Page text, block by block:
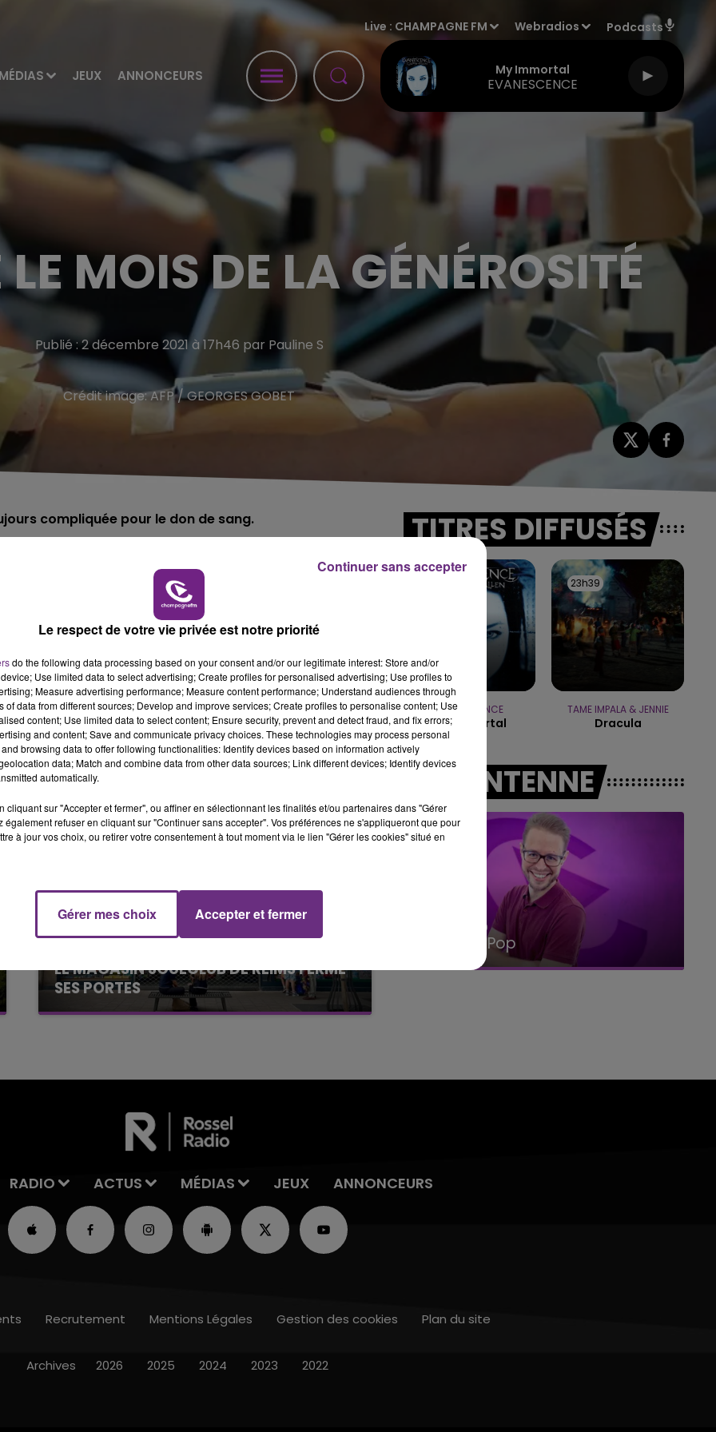
MÉDIAS JEUX ANNONCEURS
Live : CHAMPAGNE FM Webradios Podcasts
My Immortal
EVANESCENCE
6h00 - 10h00
LA FAMILLE
10h00 - 14h00
LE TICKET DE CAISSE
LE MOIS DE LA GÉNÉROSITÉ
Publié : 2 décembre 2021 à 17h46 par Pauline S
Crédit image:AFP / GEORGES GOBET
compliquée pour le don de sang.
du Sang.
fragiles et les besoins sont très importants. L’EFS subit
fortement les collectes.
ce mois de décembre dans les Maisons du don qui sont
LE MAGASIN JOUÉCLUB DE REIMS FERME
SES PORTES
C'était l'une des institutions du centre-ville
TITRES DIFFUSÉS
EVANESCENCE
My Immortal
23h39
23h39
TAME IMPALA & JENNIE
Dracula
A L'ANTENNE
LE TICKET DE CAISSE
14h00 - 15h00
La Radio Pop
RADIO ACTUS MÉDIAS JEUX ANNONCEURS
Recrutement Mentions Légales Gestion des cookies Plan du site
Archives 2026 2025 2024 2023 2022
Le respect de votre vie privée est notre priorité
do the following data processing based on your consent and/or our legitimate interest: Store and/or
Use limited data to select advertising; Create profiles for personalised advertising; Use profiles to
Measure advertising performance; Measure content performance; Understand audiences through
of data from different sources; Develop and improve services; Create profiles to personalise content; Use
content; Use limited data to select content; Ensure security, prevent and detect fraud, and fix errors;
and content; Save and communicate privacy choices. These technologies may process personal
browsing data to offer following functionalities: Identify devices based on information actively
data; Match and combine data from other data sources; Link different devices; Identify devices
automatically.
cliquant sur "Accepter et fermer", ou affiner en sélectionnant les finalités et/ou partenaires dans "Gérer
également refuser en cliquant sur "Continuer sans accepter". Vos préférences ne s'appliqueront que pour
à jour vos choix, ou retirer votre consentement à tout moment via le lien "Gérer les cookies" situé en
Gérer mes choix Accepter et fermer
Continuer sans accepter